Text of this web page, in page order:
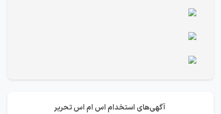
آگهی‌های استخدام اس ام اس تحریر